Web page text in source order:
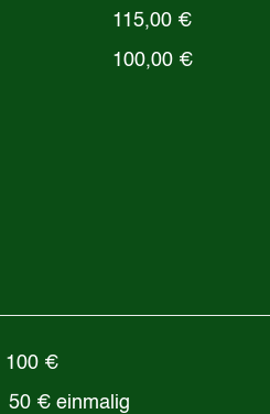
115,00 €
100,00 €
100 €
€ einmalig